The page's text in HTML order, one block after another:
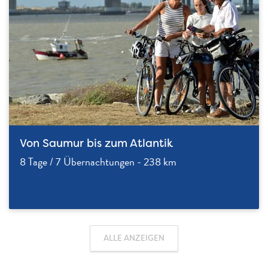
Von Saumur bis zum Atlantik
8 Tage / 7 Übernachtungen - 238 km
ALLE ANZEIGEN